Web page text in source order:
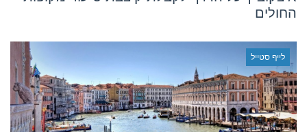
החולים
לייף סטייל